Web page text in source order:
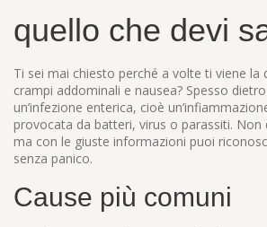
quello che devi
Ti sei mai chiesto perché a volte ti viene la
crampi addominali e nausea? Spesso
un’infezione enterica, cioè
provocata da batteri, virus o parassiti. Non
ma con le giuste informazioni puoi
senza panico.
Cause più comuni